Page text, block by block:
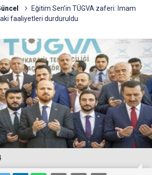
Eğitim Sen’in TÜGVA zaferi: İmam
faaliyetleri durduruldu